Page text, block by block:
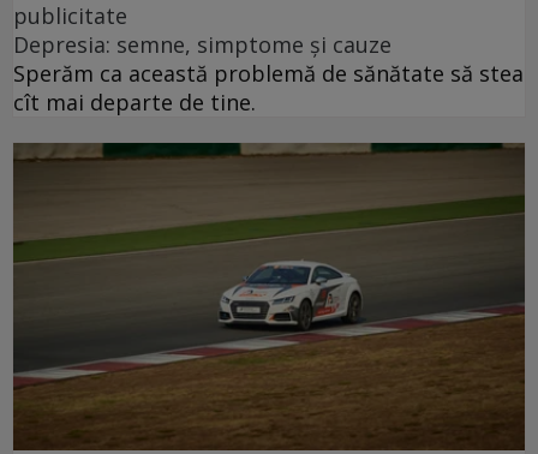
publicitate
Depresia: semne, simptome și cauze
Sperăm ca această problemă de sănătate să stea
cît mai departe de tine.